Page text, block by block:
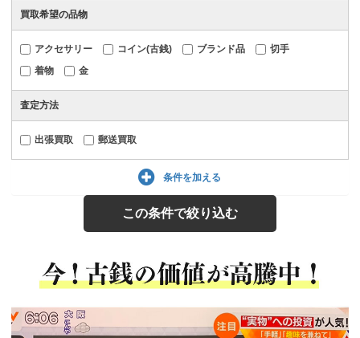
買取希望の品物
アクセサリー コイン(古銭) ブランド品
切手
着物
金
査定方法
出張買取 郵送買取
条件を加える